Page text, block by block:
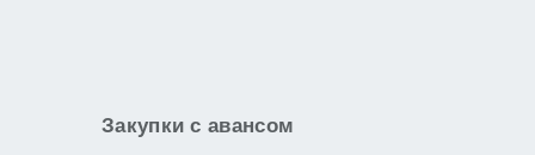
Закупки с авансом